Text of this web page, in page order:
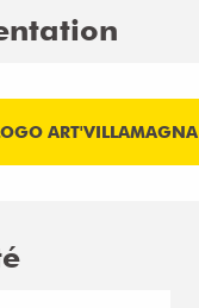
ART'VILLAMAGNA